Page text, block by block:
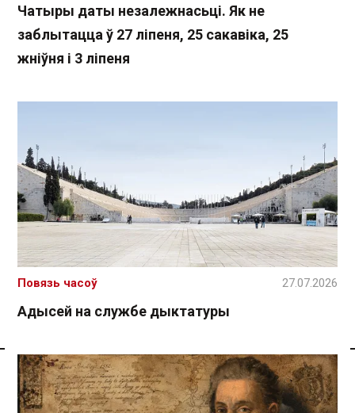
Спасылка без VPN
Чатыры даты незалежнасьці. Як не
заблытацца ў 27 ліпеня, 25 сакавіка, 25
жніўня і 3 ліпеня
Адысей на службе дыктатуры
Повязь часоў 27.07.2026